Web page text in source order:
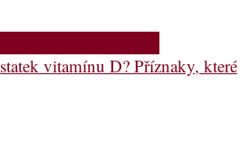
vitamínu D? Příznaky, které